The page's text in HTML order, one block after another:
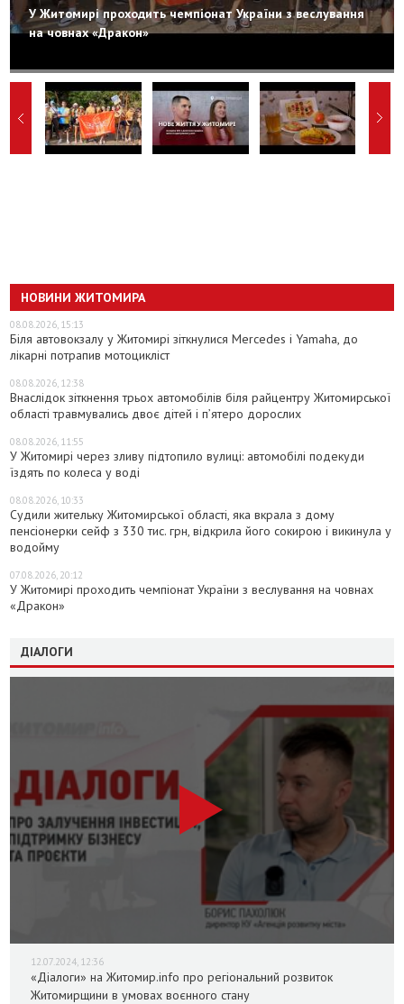
У Житомирі проходить чемпіонат України з веслування
на човнах «Дракон»
НОВИНИ ЖИТОМИРА
08.08.2026, 15:13
Біля автовокзалу у Житомирі зіткнулися Mercedes і Yamaha, до
лікарні потрапив мотоцикліст
08.08.2026, 12:38
Внаслідок зіткнення трьох автомобілів біля райцентру Житомирської
області травмувались двоє дітей і пʼятеро дорослих
08.08.2026, 11:55
У Житомирі через зливу підтопило вулиці: автомобілі подекуди
їздять по колеса у воді
08.08.2026, 10:33
Судили жительку Житомирської області, яка вкрала з дому
пенсіонерки сейф з 330 тис. грн, відкрила його сокирою і викинула у
водойму
07.08.2026, 20:12
У Житомирі проходить чемпіонат України з веслування на човнах
«Дракон»
ДІАЛОГИ
12.07.2024, 12:36
«Діалоги» на Житомир.info про регіональний розвиток
Житомирщини в умовах воєнного стану